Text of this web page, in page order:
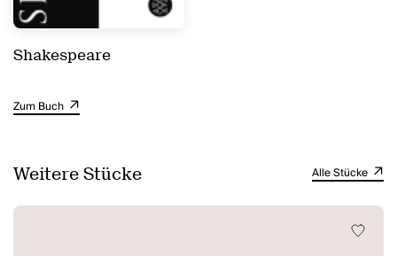
Shakespeare
Zum Buch
Weitere Stücke Alle Stücke